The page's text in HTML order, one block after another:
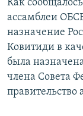
Как
ассамблеи
назначение
Ковитиди в
была
члена Совета